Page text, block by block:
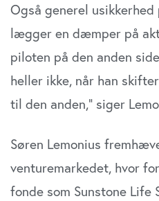
Også generel
lægger en dæmper på
piloten på den anden
heller ikke, når han
til den anden,” siger
Søren Lemonius
venturemarkedet, hvor
fonde som Sunstone Life